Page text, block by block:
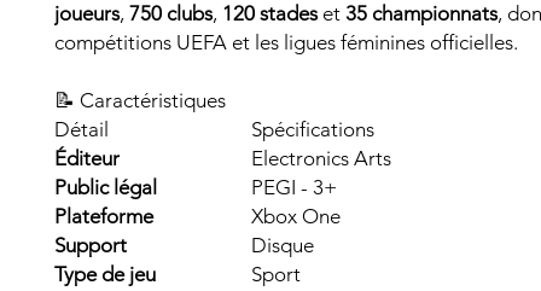
joueurs, 750 clubs, 120 stadeset 35 championnats,
compétitions UEFA et les ligues féminines officielles.
📝 Caractéristiques
Détail
Spécifications
Éditeur
Electronics Arts
Public légal
PEGI - 3+
Plateforme
Xbox One
Support
Disque
Type de jeu
Sport